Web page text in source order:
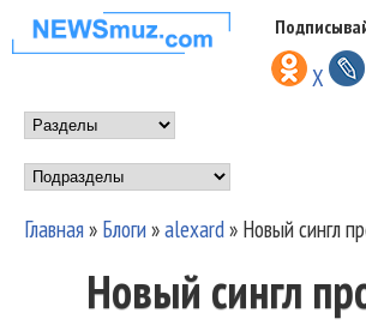
Перейти к основному
содержанию
НОВОСТИ
МУЗЫКИ И
ШОУ БИЗНЕСА
NEWSMUZ.COM
X
Main menu
Подразделы
Главная» Блоги»alexard» Новый сингл
Новый сингл